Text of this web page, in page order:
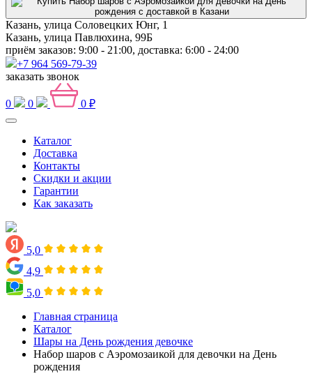
Казань, улица Соловецких Юнг, 1
Казань, улица Павлюхина, 99Б
приём заказов: 9:00 - 21:00, доставка: 6:00 - 24:00
+7 964 569-79-39
заказать звонок
0 0 0 ₽
Каталог
Доставка
Контакты
Скидки и акции
Гарантии
Как заказать
5,0
4,9
5,0
Главная страница
Каталог
Шары на День рождения девочке
Набор шаров с Аэромозаикой для девочки на День
рождения